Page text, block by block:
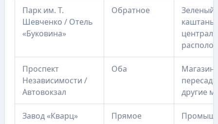
Парк им. Т.
Шевченко / Отель
«Буковина»
Обратное
Зеленый
каштаны
Проспект
Независимости /
Автовокзал
Оба
другие
Завод «Кварц» Прямое